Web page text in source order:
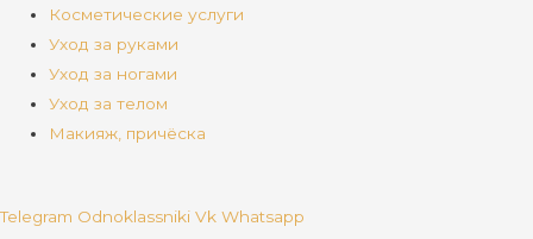
Косметические услуги
Уход за руками
Уход за ногами
Уход за телом
Макияж, причёска
Telegram Odnoklassniki Vk Whatsapp